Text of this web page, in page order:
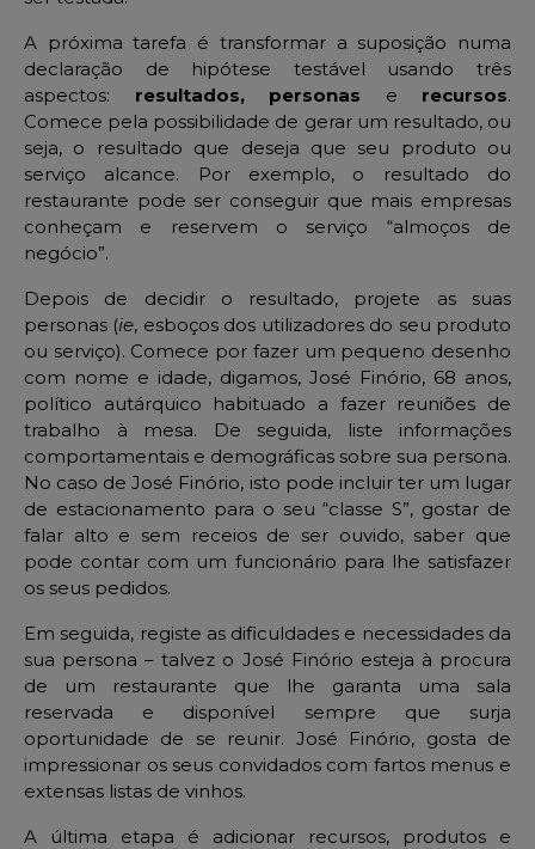
A próxima tarefa é transformar a suposição numa
declaração de hipótese testável usando três
aspectos: resultados, personas e recursos.
Comece pela possibilidade de gerar um resultado, ou
seja, o resultado que deseja que seu produto ou
serviço alcance. Por exemplo, o resultado do
restaurante pode ser conseguir que mais empresas
conheçam e reservem o serviço “almoços de
negócio”.
Depois de decidir o resultado, projete as suas
personas (ie, esboços dos utilizadores do seu produto
ou serviço). Comece por fazer um pequeno desenho
com nome e idade, digamos, José Finório, 68 anos,
político autárquico habituado a fazer reuniões de
trabalho à mesa. De seguida, liste informações
comportamentais e demográficas sobre sua persona.
No caso de José Finório, isto pode incluir ter um lugar
de estacionamento para o seu “classe S”, gostar de
falar alto e sem receios de ser ouvido, saber que
pode contar com um funcionário para lhe satisfazer
os seus pedidos.
Em seguida, registe as dificuldades e necessidades da
sua persona – talvez o José Finório esteja à procura
de um restaurante que lhe garanta uma sala
reservada e disponível sempre que surja
oportunidade de se reunir. José Finório, gosta de
impressionar os seus convidados com fartos menus e
extensas listas de vinhos.
A última etapa é adicionar recursos, produtos e